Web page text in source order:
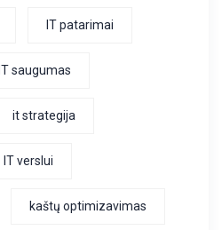
IT patarimai
IT saugumas
it strategija
IT verslui
kaštų optimizavimas